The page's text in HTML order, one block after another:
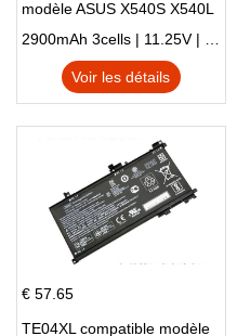
modèle ASUS X540S X540L
X540LA-SI302 X540SA
X540S
2900mAh 3cells | 11.25V | Li-ion ...
Voir les détails
€ 57.65
TE04XL compatible modèle